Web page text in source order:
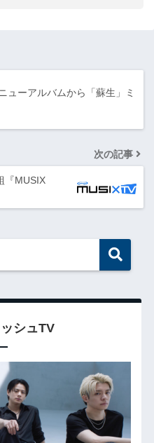
ューアルバムから「蘇生」ミ
次の記事
『MUSIX
シュTV